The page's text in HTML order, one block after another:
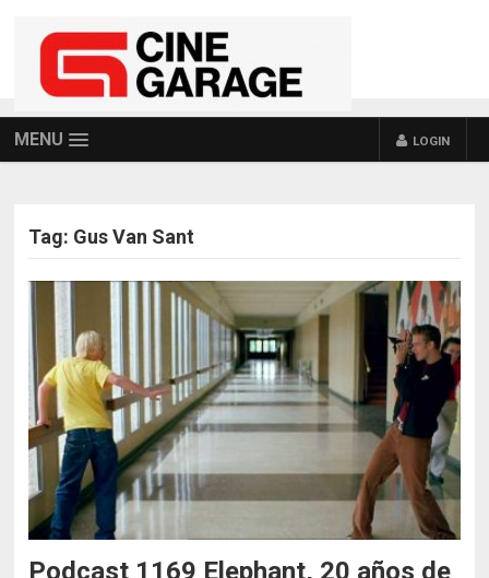
MENU LOGIN
Tag: Gus Van Sant